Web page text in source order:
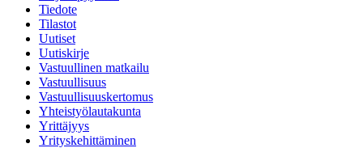
Tiedote
Tilastot
Uutiset
Uutiskirje
Vastuullinen matkailu
Vastuullisuus
Vastuullisuuskertomus
Yhteistyölautakunta
Yrittäjyys
Yrityskehittäminen